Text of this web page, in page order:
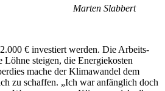
Marten Slab­bert
€ inves­tiert werden. Die Arbeits­
Löhne steigen, die Ener­gie­kosten
mache der Klima­wandel dem
zu schaffen. „Ich war anfäng­lich doch